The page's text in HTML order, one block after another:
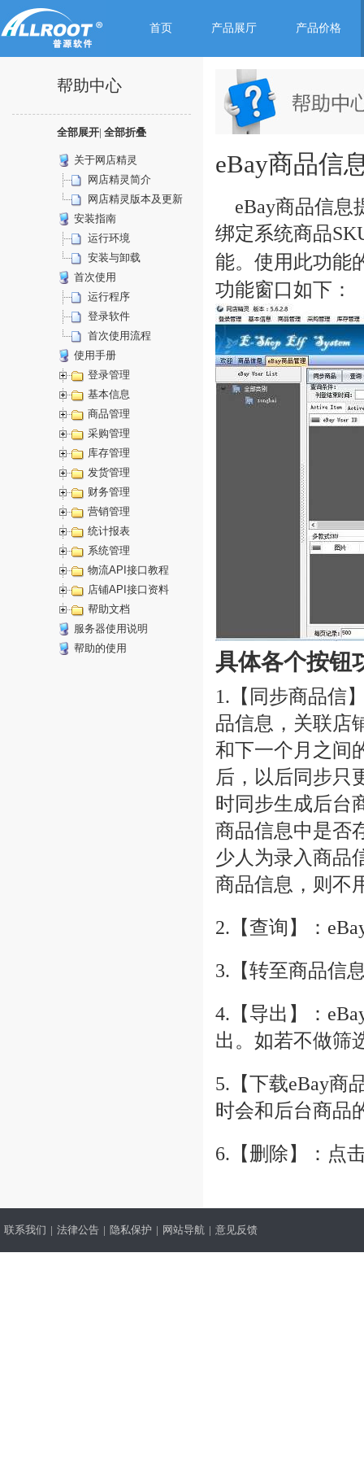
首页 产品展厅 产品价格
帮助中心
全部展开| 全部折叠
关于网店精灵
网店精灵简介
网店精灵版本及更新
安装指南
运行环境
安装与卸载
首次使用
运行程序
登录软件
首次使用流程
使用手册
登录管理
基本信息
商品管理
采购管理
库存管理
发货管理
财务管理
营销管理
统计报表
系统管理
物流API接口教程
店铺API接口资料
帮助文档
服务器使用说明
帮助的使用
eBay商品信
eBay商品信息
绑定系统商品
能。使用此功能
功能窗口如下：
具体各个按钮
1.【同步商品信
品信息，关联店
和下一个月之间
后，以后同步只
时同步生成后台
商品信息中是否
少人为录入商品
商品信息，则不
2.【查询】：
3.【转至商品信
4.【导出】：
出。如若不做筛
5.【下载eBay商
时会和后台商品
6.【删除】：点
联系我们 | 法律公告 | 隐私保护 | 网站导航 | 意见反馈